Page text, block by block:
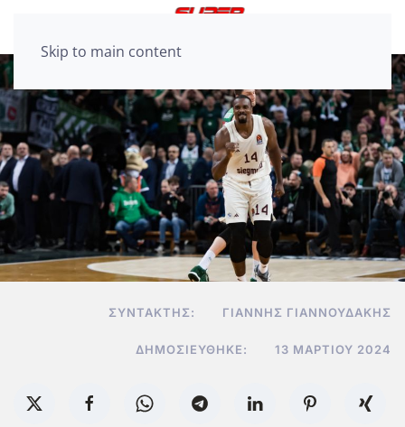
Skip to main content
ΣΥΝΤΆΚΤΗΣ: ΓΙΆΝΝΗΣ ΓΙΑΝΝΟΥΔΆΚΗΣ
ΔΗΜΟΣΙΕΎΘΗΚΕ: 13 ΜΑΡΤΊΟΥ 2024